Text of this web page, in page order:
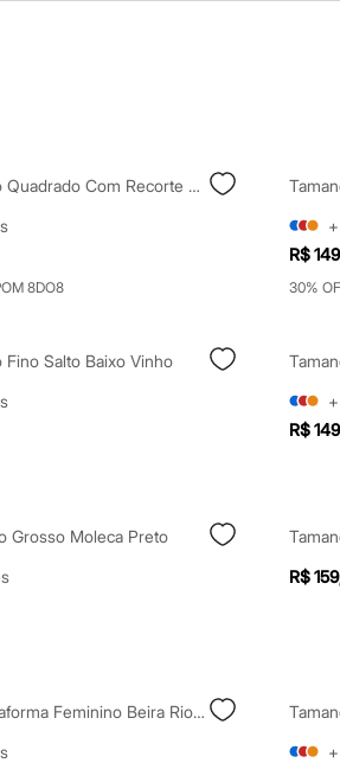
Tamanco Bico Quadrado Com Recorte Salto Grosso Off White
8DO8
+
R$
30%
Fino Salto Baixo Vinho
+
R$
Grosso Moleca Preto
R$
Tamanco Plataforma Feminino Beira Rio Preto
+